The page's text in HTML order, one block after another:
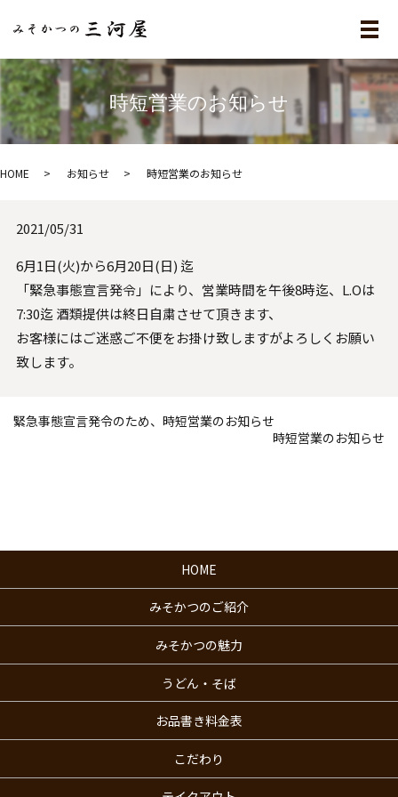
メ
時短営業のお知らせ
HOME お知らせ 時短営業のお知らせ
2021/05/31
6月1日(火)から6月20日(日) 迄
「緊急事態宣言発令」により、営業時間を午後8時迄、L.Oは
7:30迄 酒類提供は終日自粛させて頂きます、
お客様にはご迷惑ご不便をお掛け致しますがよろしくお願い
致します。
緊急事態宣言発令のため、時短営業のお知らせ
時短営業のお知らせ
HOME
みそかつのご紹介
みそかつの魅力
うどん・そば
お品書き料金表
こだわり